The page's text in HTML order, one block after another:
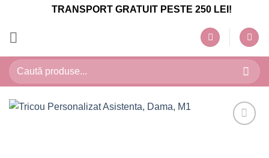
content
TRANSPORT GRATUIT PESTE 250 LEI!
Caută
după: